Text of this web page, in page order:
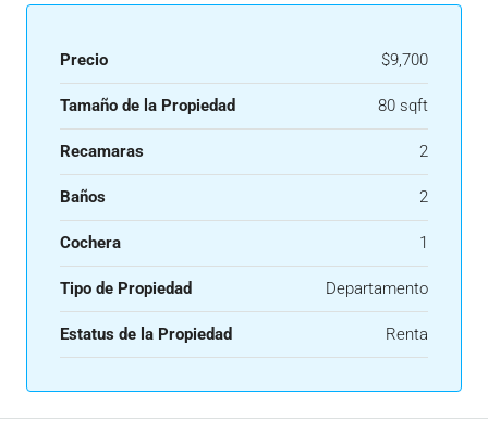
Precio $9,700
Tamaño de la Propiedad 80 sqft
Recamaras 2
Baños 2
Cochera 1
Tipo de Propiedad Departamento
Estatus de la Propiedad Renta